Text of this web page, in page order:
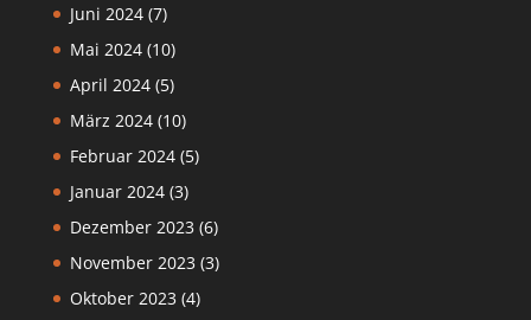
Juni 2024(7)
Mai 2024(10)
April 2024(5)
März 2024(10)
Februar 2024(5)
Januar 2024(3)
Dezember 2023 (6)
November 2023 (3)
Oktober 2023 (4)